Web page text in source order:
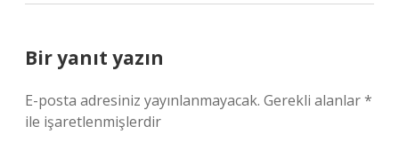
Bir yanıt yazın
E-posta adresiniz yayınlanmayacak. Gerekli alanlar*
ile işaretlenmişlerdir